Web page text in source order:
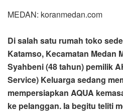
MEDAN: koranmedan.com
Di salah satu rumah toko
Katamso, Kecamatan Medan
Syahbeni (48 tahun) pemilik
Service) Keluarga sedang
mempersiapkan AQUA
ke pelanggan. Ia begitu teliti